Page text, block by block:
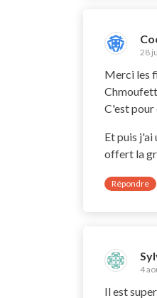
28
Merci les
C'est pour
Et puis j'ai
offert la
Répondre
4
Il est